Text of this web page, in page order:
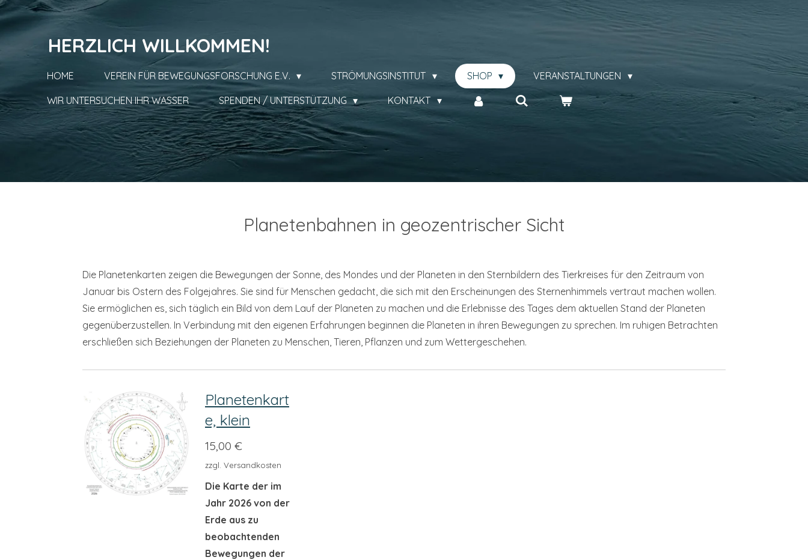
Zum
Hauptinhalt
HERZLICH WILLKOMMEN!
HOME VEREIN FÜR BEWEGUNGSFORSCHUNG E.V. STRÖMUNGSINSTITUT SHOP VERANSTALTUNGEN
WIR UNTERSUCHEN IHR WASSER SPENDEN / UNTERSTÜTZUNG KONTAKT
Planetenbahnen in geozentrischer Sicht
Die Planetenkarten zeigen die Bewegungen der Sonne, des Mondes und der Planeten in den Sternbildern des Tierkreises für den Zeitraum von
Januar bis Ostern des Folgejahres. Sie sind für Menschen gedacht, die sich mit den Erscheinungen des Sternenhimmels vertraut machen wollen.
Sie ermöglichen es, sich täglich ein Bild von dem Lauf der Planeten zu machen und die Erlebnisse des Tages dem aktuellen Stand der Planeten
gegenüberzustellen. In Verbindung mit den eigenen Erfahrungen beginnen die Planeten in ihren Bewegungen zu sprechen. Im ruhigen Betrachten
erschließen sich Beziehungen der Planeten zu Menschen, Tieren, Pflanzen und zum Wettergeschehen.
Planetenkart
e, klein
15,00 €
zzgl. Versandkosten
Die Karte der im
Jahr 2026 von der
Erde aus zu
beobachtenden
Bewegungen der